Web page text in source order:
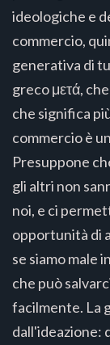
ideologiche e
commercio,
generativa di
greco μετά,
che significa
commercio è
Presuppone
gli altri non
noi, e ci
opportunità di
se siamo male
che può
facilmente. La
dall'ideazione: